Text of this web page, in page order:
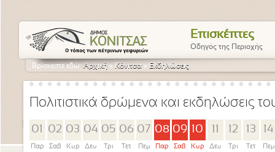
Επισκέπτες
Οδηγός της Περιοχής
Βρίσκεστε εδώ:Αρχική » Κόνιτσα » Εκδηλώσεις
Πολιτιστικά δρώμενα και εκδηλώσεις
01
Παρ
02
Σαβ
03
Κυρ
04
Δευ
05
Τρι
06
Τετ
07
Πεμ
08
Παρ
09
Σαβ
10
Κυρ Δευ
12
Τρι
13
Τετ
14
Πεμ